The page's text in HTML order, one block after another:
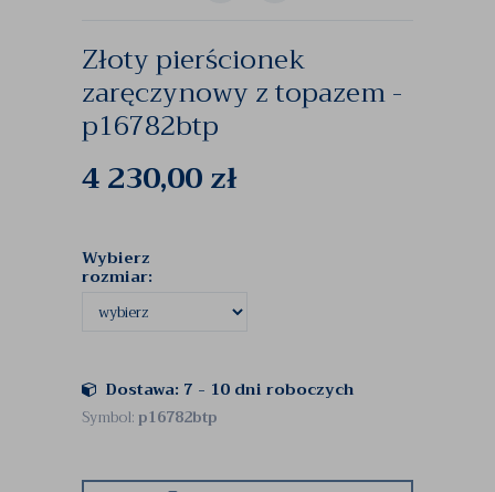
Złoty pierścionek
zaręczynowy z topazem -
p16782btp
4 230,00zł
Wybierz
rozmiar:
Dostawa: 7 - 10 dni roboczych
Symbol:p16782btp